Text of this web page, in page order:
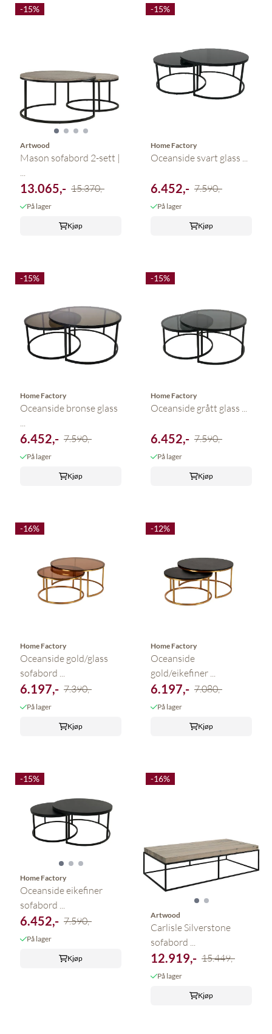
-15%
Artwood
Mason sofabord 2-sett |
...
13.065,- 15.370,-
På lager
Kjøp
-15%
Home Factory
Oceanside svart glass ...
6.452,- 7.590,-
På lager
Kjøp
-15%
Home Factory
Oceanside bronse glass
...
6.452,- 7.590,-
På lager
Kjøp
-15%
Home Factory
Oceanside grått glass ...
6.452,- 7.590,-
På lager
Kjøp
-16%
Home Factory
Oceanside gold/glass
sofabord ...
6.197,- 7.390,-
På lager
Kjøp
-12%
Home Factory
Oceanside
gold/eikefiner ...
6.197,- 7.080,-
På lager
Kjøp
-15%
Home Factory
Oceanside eikefiner
sofabord ...
6.452,- 7.590,-
På lager
Kjøp
-16%
Artwood
Carlisle Silverstone
sofabord ...
12.919,- 15.449,-
På lager
Kjøp